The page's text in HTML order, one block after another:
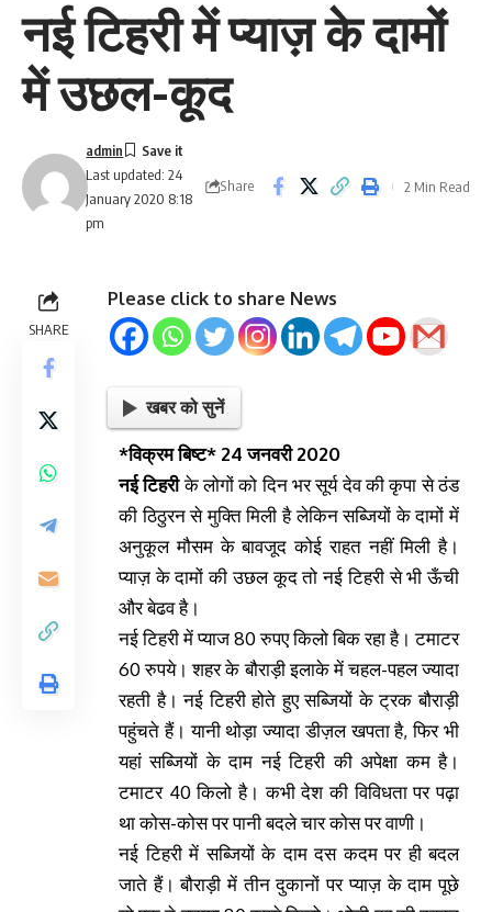
नई टिहरी में प्याज़ के दामों
में उछल-कूद
Last updated: 24
January 2020 8:18
pm
admin
Share 2 Min Read
SHARE
Please click to share News
खबर को सुनें
*विक्रम बिष्ट* 24 जनवरी 2020
नई टिहरीके लोगों को दिन भर सूर्य देव की कृपा से ठंड
की ठिठुरन से मुक्ति मिली है लेकिन सब्जियों के दामों में
अनुकूल मौसम के बावजूद कोई राहत नहीं मिली है।
प्याज़ के दामों की उछल कूद तो नई टिहरी से भी ऊँची
और बेढव है।
नई टिहरी में प्याज 80 रुपए किलो बिक रहा है। टमाटर
60 रुपये। शहर के बौराड़ी इलाके में चहल-पहल ज्यादा
रहती है। नई टिहरी होते हुए सब्जियों के ट्रक बौराड़ी
पहुंचते हैं। यानी थोड़ा ज्यादा डीज़ल खपता है, फिर भी
यहां सब्जियों के दाम नई टिहरी की अपेक्षा कम है।
टमाटर 40 किलो है। कभी देश की विविधता पर पढ़ा
था कोस-कोस पर पानी बदले चार कोस पर वाणी।
नई टिहरी में सब्जियों के दाम दस कदम पर ही बदल
जाते हैं। बौराड़ी में तीन दुकानों पर प्याज़ के दाम पूछे